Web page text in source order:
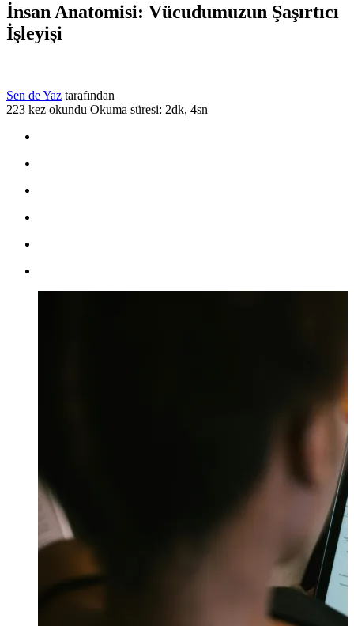
İnsan Anatomisi: Vücudumuzun Şaşırtıcı
İşleyişi
Sen de Yaz tarafından
223 kez okundu Okuma süresi: 2dk, 4sn